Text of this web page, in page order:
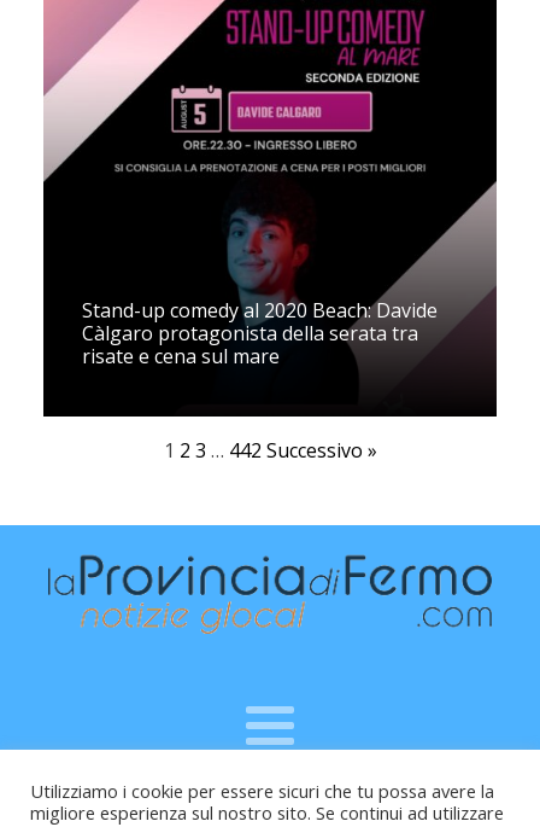
Stand-up comedy al 2020 Beach: Davide
Càlgaro protagonista della serata tra
risate e cena sul mare
1 2 3 … 442 Successivo »
Raffaele Vitali - via Leopardi 10 - 61121 Pesaro (PU) -
Utilizziamo i cookie per essere sicuri che tu possa avere la
migliore esperienza sul nostro sito. Se continui ad utilizzare